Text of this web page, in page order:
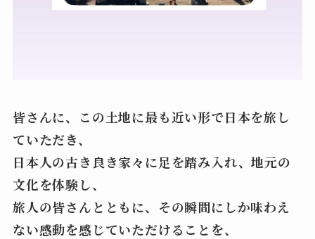
皆さんに、この土地に最も近い形で日本を旅し
ていただき、
日本人の古き良き家々に足を踏み入れ、地元の
文化を体験し、
旅人の皆さんとともに、その瞬間にしか味わえ
ない感動を感じていただけることを、